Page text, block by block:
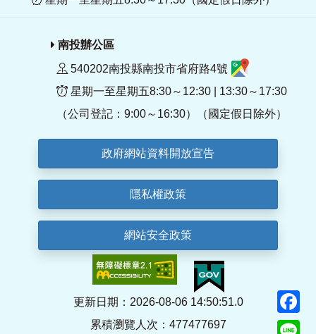
南投辦公區
540202南投縣南投市省府路4號
星期一至星期五8:30～12:30 | 13:30～17:30
（公司登記：9:00～16:30）（國定假日除外）
政府網站資料開放宣告
隱私權政策
網站安全政策
更新日期：2026-08-06 14:50:51.0
累積瀏覽人次：477477697